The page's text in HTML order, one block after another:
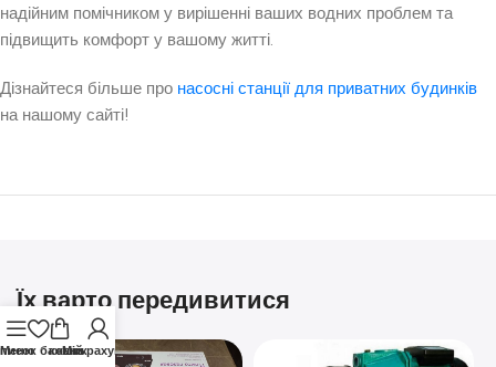
надійним помічником у вирішенні ваших водних проблем та
підвищить комфорт у вашому житті.
Дізнайтеся більше про насосні станції для приватних будинків
на нашому сайті!
Їх варто передивитися
Меню бажань
кошик
Мій рахунок